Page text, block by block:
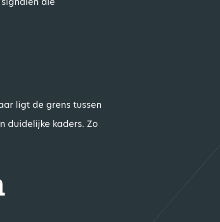
ligt de grens tussen
duidelijke kaders. Zo